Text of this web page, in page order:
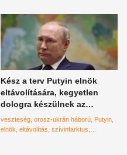
Kész a terv Putyin elnök
eltávolítására, kegyetlen
dologra készülnek az
oroszok
veszteség orosz-ukrán háború Putyin
elnök eltávolítás szívinfarktus